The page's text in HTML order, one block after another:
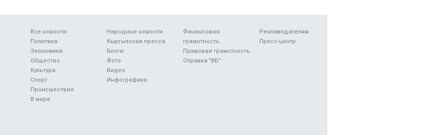
Все новости
Политика
Экономика
Общество
Культура
Спорт
Происшествия
В мире
Народные новости
Кыргызская пресса
Блоги
Фото
Видео
Инфографика
Финансовая
грамотность
Правовая грамотность
Справка "ВБ"
Рекламодателям
Пресс-центр